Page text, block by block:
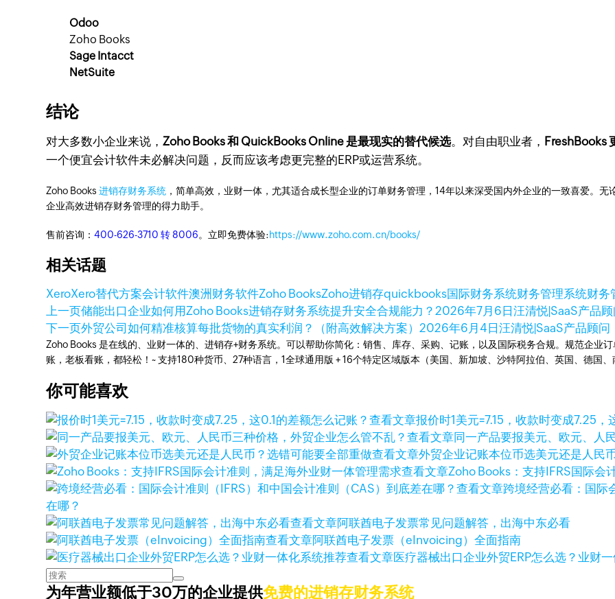
Odoo
Zoho Books
Sage Intacct
NetSuite
结论
对大多数小企业来说，Zoho Books 和 QuickBooks Online 是最现实的替代候选。对自由职业者， FreshBooks
一个便宜会计软件未必解决问题，反而应该考虑更完整的ERP或运营系统。
Zoho Books进销存财务系统 ，简单高效，业财一体，尤其适合成长型企业的订单财务管理，14年以来深受国内外企业的一致喜爱。
企业高效进销存财务管理的得力助手。
售前咨询：400-626-3710 转 8006。立即免费体验:https://www.zoho.com.cn/books/
相关话题
XeroXero替代方案会计软件澳洲财务软件Zoho BooksZoho进销存quickbooks国际财务系统财务管理系统财务
上一页储能出口企业如何用Zoho Books进销存财务系统提升安全合规能力？2026年7月6日汪清悦|SaaS产品
下一页外贸公司如何精准核算每批货物的真实利润？（附高效解决方案）2026年6月4日汪清悦|SaaS产品顾问
Zoho Books 是在线的、业财一体的、进销存+财务系统。可以帮助你简化：销售、库存、采购、记账，以及国际税务合规。规范企业
账，老板看账，都轻松！~ 支持180种货币、27种语言，1全球通用版 + 16个特定区域版本（美国、新加坡、沙特阿拉伯、英国、德国
你可能喜欢
查看文章报价时1美元=7.15，收款时变成7.25
查看文章同一产品要报美元、欧元、人
查看文章外贸企业记账本位币选美元还是人民
查看文章Zoho Books：支持IFRS国际会
查看文章跨境经营必看：国际
在哪？
查看文章阿联酋电子发票常见问题解答，出海中东必看
查看文章阿联酋电子发票（eInvoicing）全面指南
查看文章医疗器械出口企业外贸ERP怎么选？业财
为年营业额低于30万的企业提供免费的进销存财务系统